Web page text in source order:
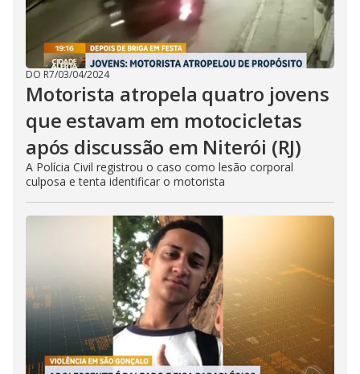
DO R7/03/04/2024
Motorista atropela quatro jovens
que estavam em motocicletas
após discussão em Niterói (RJ)
A Polícia Civil registrou o caso como lesão corporal
culposa e tenta identificar o motorista